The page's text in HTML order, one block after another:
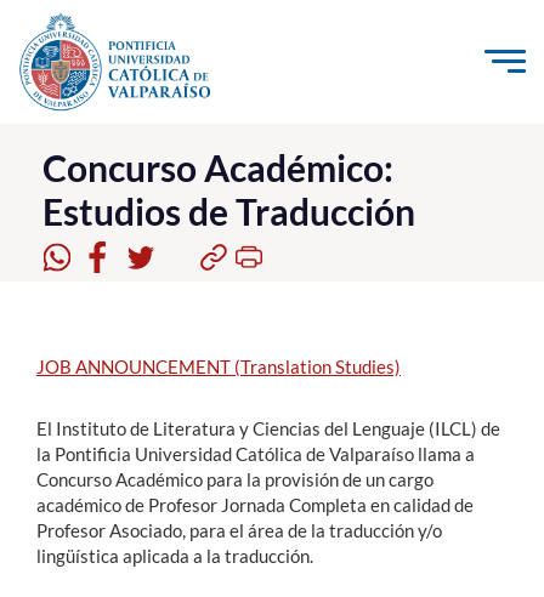
Click acá para ir directamente al contenido
La Universidad
Investigación, Creación e Innovación
PUCV Internacional
Admisión
Pregrado
Postgrado
Formación Continua
Concurso Académico:
Estudios de Traducción
JOB ANNOUNCEMENT (Translation Studies)
El Instituto de Literatura y Ciencias del Lenguaje (ILCL) de
la Pontificia Universidad Católica de Valparaíso llama a
Concurso Académico para la provisión de un cargo
académico de Profesor Jornada Completa en calidad de
Profesor Asociado, para el área de la traducción y/o
lingüística aplicada a la traducción.